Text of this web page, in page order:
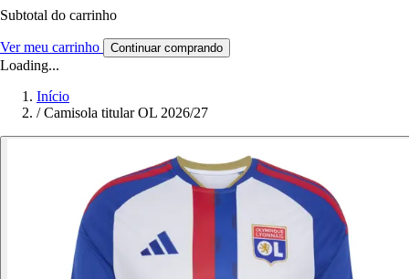
Subtotal do carrinho
Ver meu carrinho Continuar comprando
Loading...
Início
/ Camisola titular OL 2026/27